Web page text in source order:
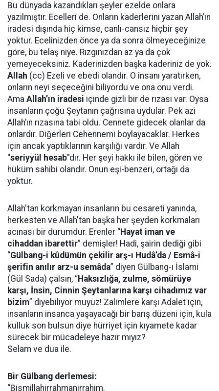
Bu dünyada kazandıkları şeyler ezelde onlara
yazılmıştır. Ecelleri de. Onların kaderlerini yazan Allah’ın
iradesi dışında hiç kimse, canlı-cansız hiçbir şey
yoktur. Ecelinizden önce ya da sonra ölmeyeceğinize
göre, bu telaş niye. Rızgınızdan az ya da çok
yemeyeceksiniz. Kaderinizden başka kaderiniz de yok.
Allah (cc) Ezeli ve ebedi olandır. O insanı yaratırken,
onların neyi seçeceğini biliyordu ve ona onu verdi.
Ama Allah’ın iradesi içinde gizli bir de rızası var. Oysa
insanların çoğu Şeytanın çağrısına uydular. Pek azi
Allah’ın rızasına tabi oldu. Cennete gidecek olanlar da
onlardır. Diğerleri Cehennemi boylayacaklar. Herkes
için ancak yaptıklarının karşılığı vardır. Ve Allah
“seriyyül hesab”dır. Her şeyi hakkı ile bilen, gören ve
hüküm sahibi olandır. Onun eşi-benzeri, ortağı da
yoktur.
Allah'tan korkmayan insanların bu cesareti yanında,
herkesten ve Allah'tan başka her şeyden korkmaları
acınası bir durumdur. Erenler “Hayat iman ve
cihaddan ibarettir” demişler! Hadi, şairin dediği gibi
“Gülbang-i kûdümün çekilir arş-ı Hudâ’da / Esmâ-i
şerifin anılır arz-u semâda” diyen Gülbang-ı İslami
(Gül Sada) çalsın, “Haksızlığa, zulme, sömürüye
karşı, İnsin, Cinnin Şeytanlarına karşı cihadımız var
bizim” diyebiliyor muyuz! Zalimlere karşı Adalet için,
insanların insanca yaşayacağı bir barış düzeni için, kula
kulluk son bulsun diye hürriyet için kıyamete kadar
sürecek bir mücadeleye hazır mıyız?
Selam ve dua ile.
Bir Gülbang derlemesi:
“Bismillahirrahmanirrahim.